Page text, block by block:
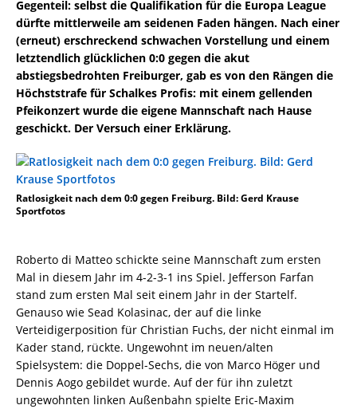
Gegenteil: selbst die Qualifikation für die Europa League
dürfte mittlerweile am seidenen Faden hängen. Nach einer
(erneut) erschreckend schwachen Vorstellung und einem
letztendlich glücklichen 0:0 gegen die akut
abstiegsbedrohten Freiburger, gab es von den Rängen die
Höchststrafe für Schalkes Profis: mit einem gellenden
Pfeikonzert wurde die eigene Mannschaft nach Hause
geschickt. Der Versuch einer Erklärung.
Ratlosigkeit nach dem 0:0 gegen Freiburg. Bild: Gerd Krause
Sportfotos
Roberto di Matteo schickte seine Mannschaft zum ersten
Mal in diesem Jahr im 4-2-3-1 ins Spiel. Jefferson Farfan
stand zum ersten Mal seit einem Jahr in der Startelf.
Genauso wie Sead Kolasinac, der auf die linke
Verteidigerposition für Christian Fuchs, der nicht einmal im
Kader stand, rückte. Ungewohnt im neuen/alten
Spielsystem: die Doppel-Sechs, die von Marco Höger und
Dennis Aogo gebildet wurde. Auf der für ihn zuletzt
ungewohnten linken Außenbahn spielte Eric-Maxim